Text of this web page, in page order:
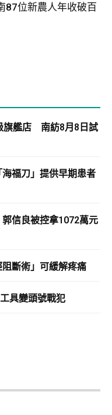
87位新農人年收破百
旗艦店 南紡8月8日試
福刀」提供早期患者
信良被控拿1072萬元
斷術」可緩解疼痛
具變頭號戰犯